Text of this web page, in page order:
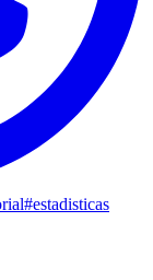
#estadisticas